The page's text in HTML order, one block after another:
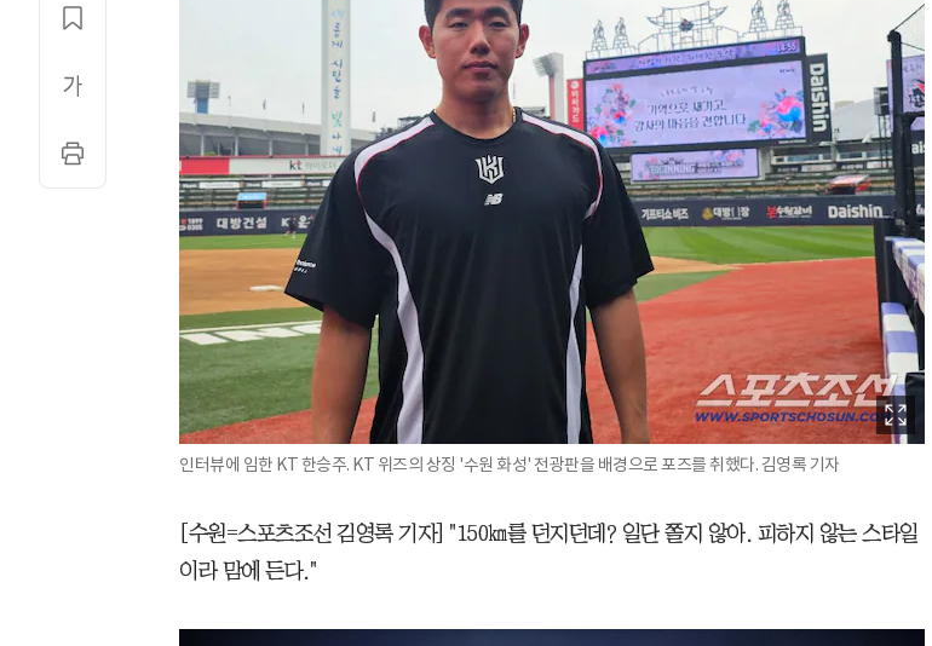
인터뷰에 임한 KT 한승주. KT 위즈의 상징 '수원 화성' 전광판을 배경으로 포즈를 취했다. 김영록 기자
[수원=스포츠조선 김영록 기자] "150㎞를 던지던데? 일단 쫄지 않아. 피하지 않는 스타일
이라 맘에 든다."